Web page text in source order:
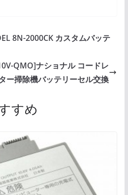
8N-2000CK カスタムバッテ
QMO]ナショナル コードレ
ー掃除機バッテリーセル交換
すめ